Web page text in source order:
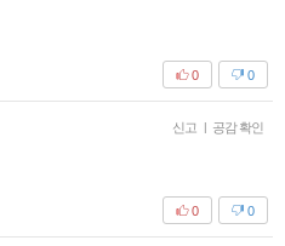
0
0
신고 | 공감 확인
0
0